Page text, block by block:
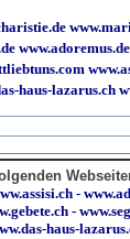
www.adoremus.de
haus-lazarus.ch
-
-
haus-